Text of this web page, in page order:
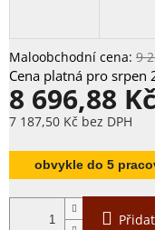
9
8 696,88 Kč
7 187,50 Kč bez DPH
Měrná
cena:obvykle do 5